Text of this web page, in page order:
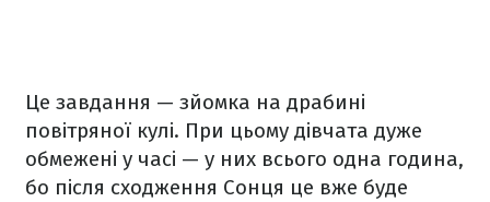
Це завдання — зйомка на драбині
повітряної кулі. При цьому дівчата дуже
обмежені у часі — у них всього одна година,
бо після сходження Сонця це вже буде